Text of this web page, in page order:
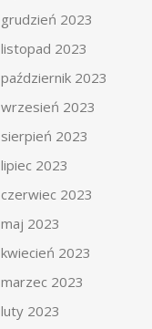
grudzień 2023
listopad 2023
październik 2023
wrzesień 2023
sierpień 2023
lipiec 2023
czerwiec 2023
maj 2023
kwiecień 2023
marzec 2023
luty 2023